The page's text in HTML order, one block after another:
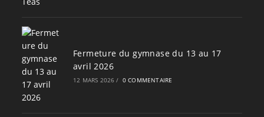
Fermeture du gymnase du 13 au 17
avril 2026
12 MARS 2026 / 0 COMMENTAIRE